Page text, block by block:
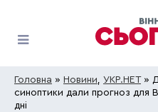
Головна » Новини, УКР.НЕТ»
синоптики дали прогноз для
дні